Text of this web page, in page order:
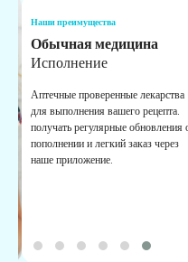
Наши преимущества
Обычная медицина
Исполнение
Аптечные проверенные лекарства
для выполнения вашего рецепта.
получать регулярные обновления о
пополнении и легкий заказ через
наше приложение.